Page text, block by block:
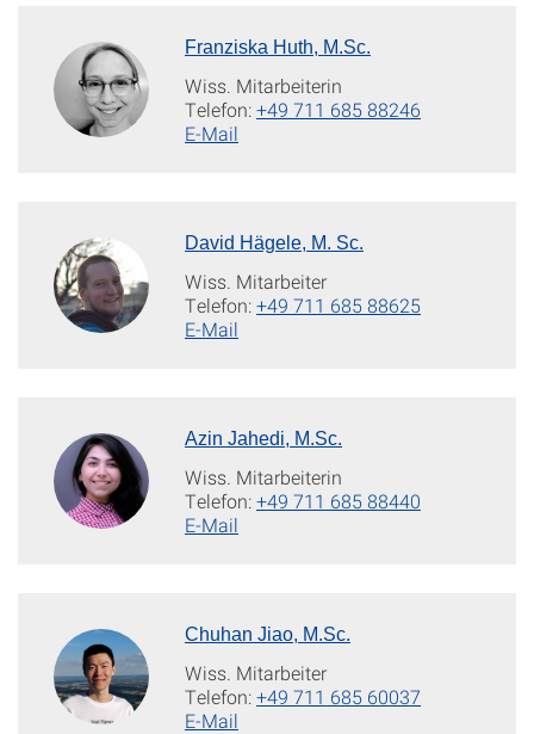
Franziska Huth, M.Sc.
Wiss. Mitarbeiterin
Telefon:+49 711 685 88246
E-Mail
David Hägele, M. Sc.
Wiss. Mitarbeiter
Telefon:+49 711 685 88625
E-Mail
Azin Jahedi, M.Sc.
Wiss. Mitarbeiterin
Telefon:+49 711 685 88440
E-Mail
Chuhan Jiao, M.Sc.
Wiss. Mitarbeiter
Telefon:+49 711 685 60037
E-Mail